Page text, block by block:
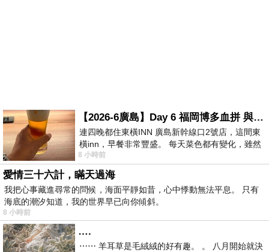
【2026-6廣島】Day 6 福岡博多血拼 與機場接送少年司機深夜對談
連四晚都住東橫INN 廣島新幹線口2號店，這間東
橫inn，早餐非常豐盛。 每天菜色都有變化，雖然
看到工作人員拿出料理包加熱，但
8 小時前
愛情三十六計，瞞天過海
我把心事藏進尋常的問候，海面平靜如昔，心中悸動無法平息。 只有
海底的潮汐知道，我的世界早已向你傾斜。
8 小時前
….
⋯⋯ 羊耳草是毛絨絨的好有趣。 。 八月開始就決